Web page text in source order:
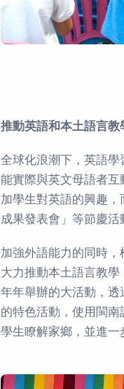
推動英語和本土語言
全球化浪潮下，英語
能實際與英文母語者
加學生對英語的興趣
成果發表會」等節慶活
加強外語能力的同時
大力推動本土語言教
年年舉辦的大活動，
的特色活動，使用閩
學生瞭解家鄉，並進一